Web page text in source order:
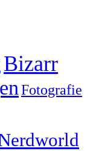
Bizarr
Fotografie